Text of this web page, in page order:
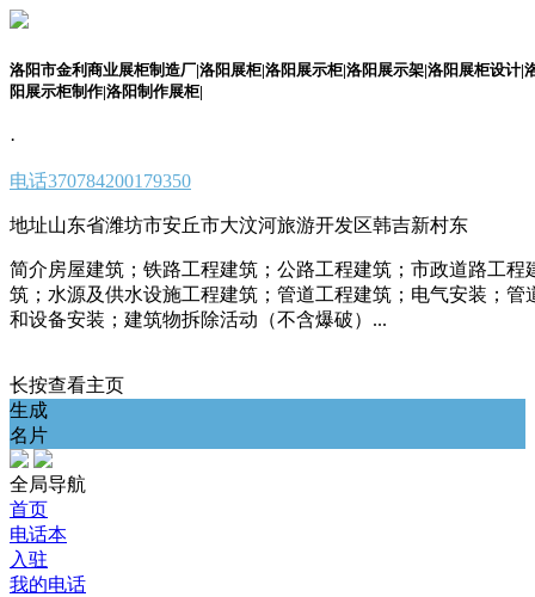
洛阳市金利商业展柜制造厂|洛阳展柜|洛阳展示柜|洛阳展示架|洛阳展柜设计|
阳展示柜制作|洛阳制作展柜|
·
电话370784200179350
地址山东省潍坊市安丘市大汶河旅游开发区韩吉新村东
简介房屋建筑；铁路工程建筑；公路工程建筑；市政道路工程
筑；水源及供水设施工程建筑；管道工程建筑；电气安装；管
和设备安装；建筑物拆除活动（不含爆破）...
长按查看主页
生成
名片
全局导航
首页
电话本
入驻
我的电话